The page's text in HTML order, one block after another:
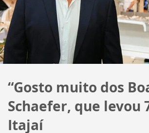
“Gosto muito dos
Schaefer, que levou
Itajaí